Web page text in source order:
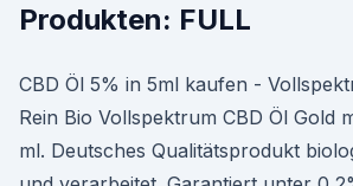
Produkten: FULL
CBD Öl 5% in 5ml kaufen -
Rein Bio Vollspektrum CBD Öl Gold
ml. Deutsches Qualitätsprodukt